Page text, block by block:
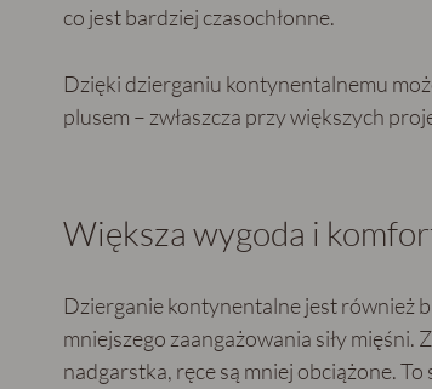
co jest bardziej czasochłonne.
Dzięki dzierganiu kontynentalnemu
plusem – zwłaszcza przy większych
Większa wygoda i
Dzierganie kontynentalne jest również
mniejszego zaangażowania siły
nadgarstka, ręce są mniej obciążone.